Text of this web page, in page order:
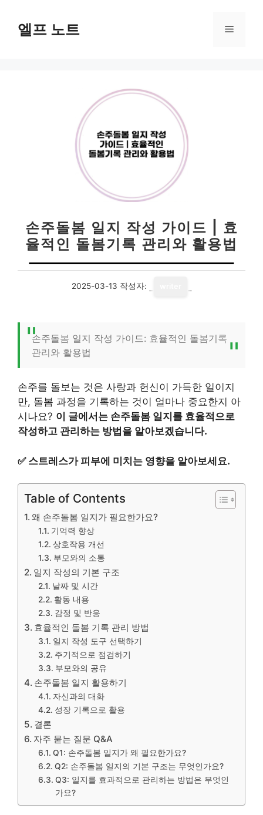
엘프 노트 메
손주돌봄 일지 작성 가이드 | 효
율적인 돌봄기록 관리와 활용법
2025-03-13 작성자:
손주돌봄 일지 작성 가이드: 효율적인 돌봄기록
관리와 활용법
손주를 돌보는 것은 사랑과 헌신이 가득한 일이지
만, 돌봄 과정을 기록하는 것이 얼마나 중요한지 아
시나요? 이 글에서는 손주돌봄 일지를 효율적으로
작성하고 관리하는 방법을 알아보겠습니다.
✅ 스트레스가 피부에 미치는 영향을 알아보세요.
Table of Contents
왜 손주돌봄 일지가 필요한가요?
기억력 향상
상호작용 개선
부모와의 소통
일지 작성의 기본 구조
날짜 및 시간
활동 내용
감정 및 반응
효율적인 돌봄 기록 관리 방법
일지 작성 도구 선택하기
주기적으로 점검하기
부모와의 공유
손주돌봄 일지 활용하기
자신과의 대화
성장 기록으로 활용
결론
자주 묻는 질문 Q&A
Q1: 손주돌봄 일지가 왜 필요한가요?
Q2: 손주돌봄 일지의 기본 구조는 무엇인가요?
Q3: 일지를 효과적으로 관리하는 방법은 무엇인
가요?